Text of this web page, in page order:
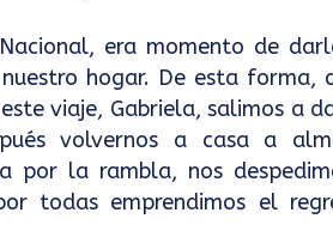
era momento de
hogar. De esta forma,
viaje, Gabriela, salimos a
volvernos a casa a
por la rambla, nos
todas emprendimos el